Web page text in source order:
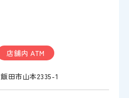
店舗内 ATM
飯田市山本2335-1